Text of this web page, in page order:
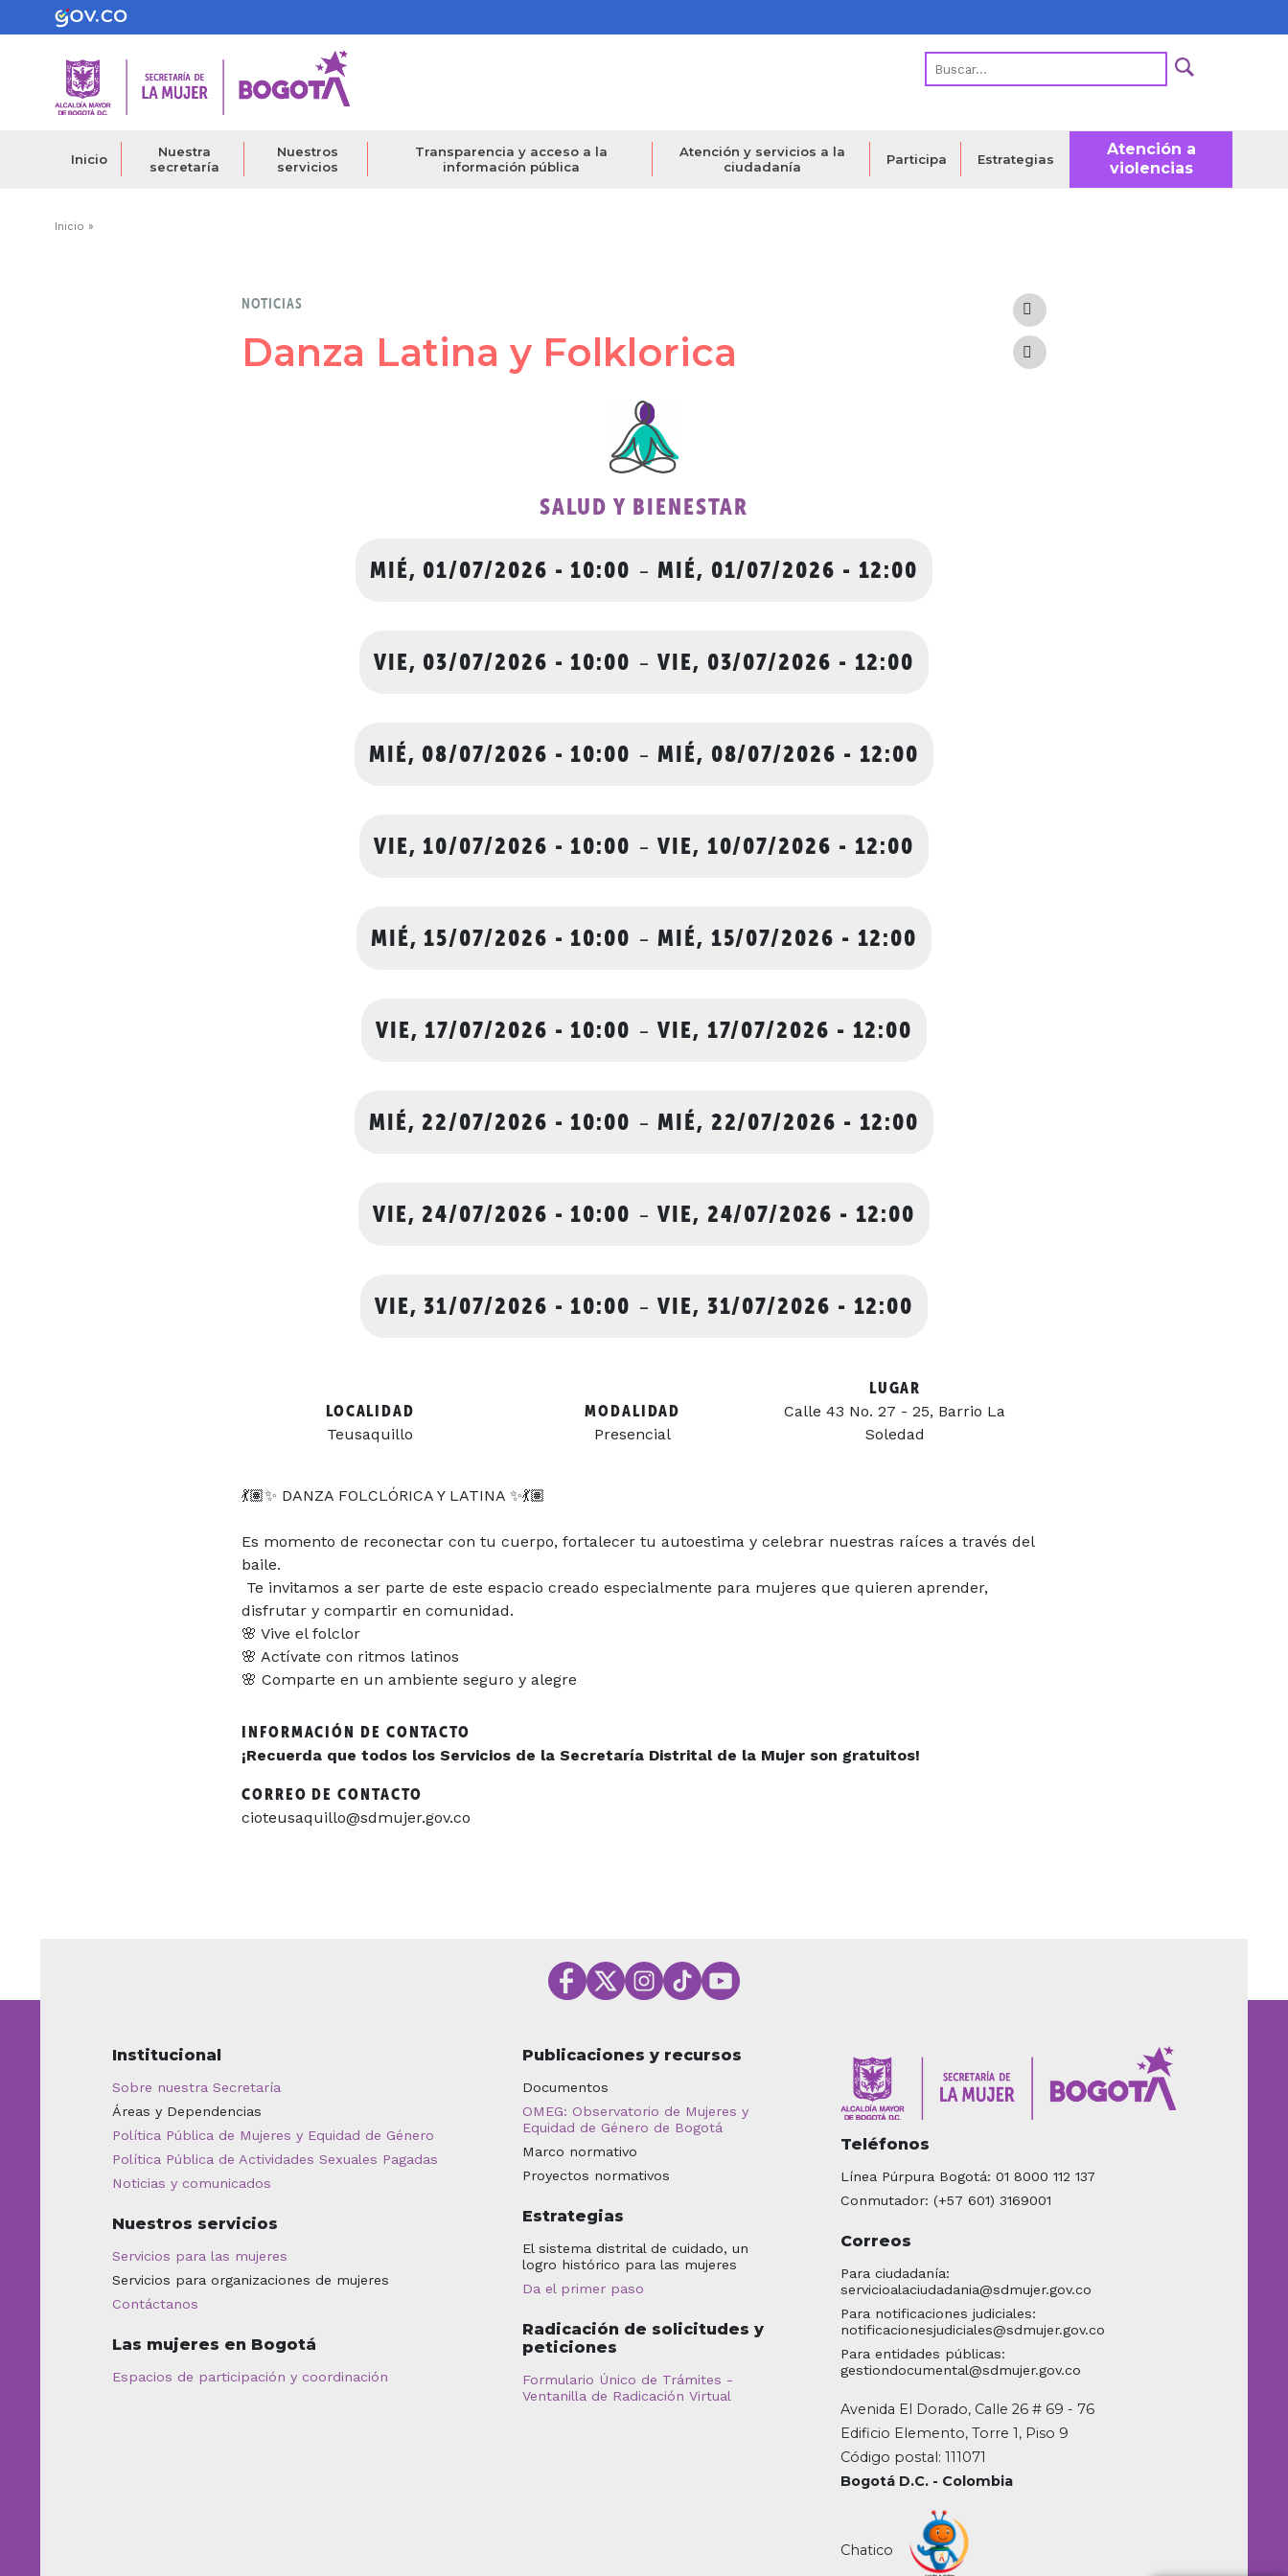
al
contenido
Inicio
Nuestra
secretaría
Nuestros
servicios
Transparencia y acceso a la
información pública
Atención y servicios a la
ciudadanía
Participa Estrategias
Atención a
violencias
Ruta
Inicio
NOTICIAS
Danza Latina y Folklorica
SALUD Y BIENESTAR
MIÉ, 01/07/2026 - 10:00 - MIÉ, 01/07/2026 - 12:00
VIE, 03/07/2026 - 10:00 - VIE, 03/07/2026 - 12:00
MIÉ, 08/07/2026 - 10:00 - MIÉ, 08/07/2026 - 12:00
VIE, 10/07/2026 - 10:00 - VIE, 10/07/2026 - 12:00
MIÉ, 15/07/2026 - 10:00 - MIÉ, 15/07/2026 - 12:00
VIE, 17/07/2026 - 10:00 - VIE, 17/07/2026 - 12:00
MIÉ, 22/07/2026 - 10:00 - MIÉ, 22/07/2026 - 12:00
VIE, 24/07/2026 - 10:00 - VIE, 24/07/2026 - 12:00
VIE, 31/07/2026 - 10:00 - VIE, 31/07/2026 - 12:00
LOCALIDAD
Teusaquillo
MODALIDAD
Presencial
LUGAR
Calle 43 No. 27 - 25, Barrio La
Soledad
💃🏽✨ DANZA FOLCLÓRICA Y LATINA ✨💃🏽
Es momento de reconectar con tu cuerpo, fortalecer tu autoestima y celebrar nuestras raíces a través del
baile.
Te invitamos a ser parte de este espacio creado especialmente para mujeres que quieren aprender,
disfrutar y compartir en comunidad.
🌸 Vive el folclor
🌸 Actívate con ritmos latinos
🌸 Comparte en un ambiente seguro y alegre
INFORMACIÓN DE CONTACTO
¡Recuerda que todos los Servicios de la Secretaría Distrital de la Mujer son gratuitos!
CORREO DE CONTACTO
cioteusaquillo@sdmujer.gov.co
Institucional
Sobre nuestra Secretaría
Áreas y Dependencias
Política Pública de Mujeres y Equidad de Género
Política Pública de Actividades Sexuales Pagadas
Noticias y comunicados
Nuestros servicios
Servicios para las mujeres
Servicios para organizaciones de mujeres
Contáctanos
Las mujeres en Bogotá
Espacios de participación y coordinación
Publicaciones y recursos
Documentos
OMEG: Observatorio de Mujeres y
Equidad de Género de Bogotá
Marco normativo
Proyectos normativos
Estrategias
El sistema distrital de cuidado, un
logro histórico para las mujeres
Da el primer paso
Radicación de solicitudes y
peticiones
Formulario Único de Trámites -
Ventanilla de Radicación Virtual
Teléfonos
Línea Púrpura Bogotá: 01 8000 112 137
Conmutador: (+57 601) 3169001
Correos
Para ciudadanía:
servicioalaciudadania@sdmujer.gov.co
Para notificaciones judiciales:
notificacionesjudiciales@sdmujer.gov.co
Para entidades públicas:
gestiondocumental@sdmujer.gov.co
Avenida El Dorado, Calle 26 # 69 - 76
Edificio Elemento, Torre 1, Piso 9
Código postal: 111071
Bogotá D.C. - Colombia
Chatico